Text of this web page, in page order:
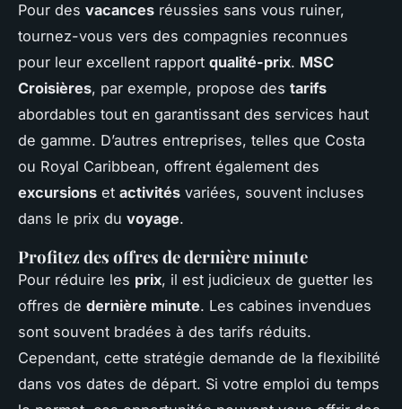
Pour des vacances réussies sans vous ruiner,
tournez-vous vers des compagnies reconnues
pour leur excellent rapport qualité-prix. MSC
Croisières, par exemple, propose des tarifs
abordables tout en garantissant des services haut
de gamme. D’autres entreprises, telles que Costa
ou Royal Caribbean, offrent également des
excursions et activités variées, souvent incluses
dans le prix du voyage.
Profitez des offres de dernière minute
Pour réduire les prix, il est judicieux de guetter les
offres de dernière minute. Les cabines invendues
sont souvent bradées à des tarifs réduits.
Cependant, cette stratégie demande de la flexibilité
dans vos dates de départ. Si votre emploi du temps